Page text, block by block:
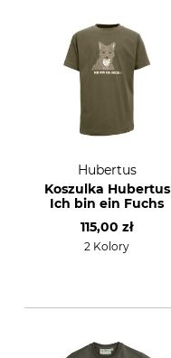
Hubertus
Koszulka Hubertus
Ich bin ein Fuchs
115,00 zł
2 Kolory